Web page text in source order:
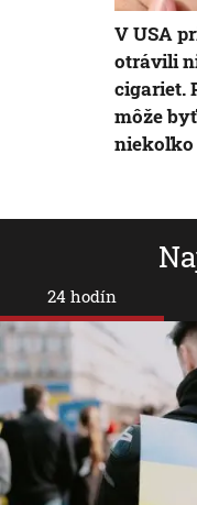
24 hodín
V USA
otrávili
cigariet.
môže